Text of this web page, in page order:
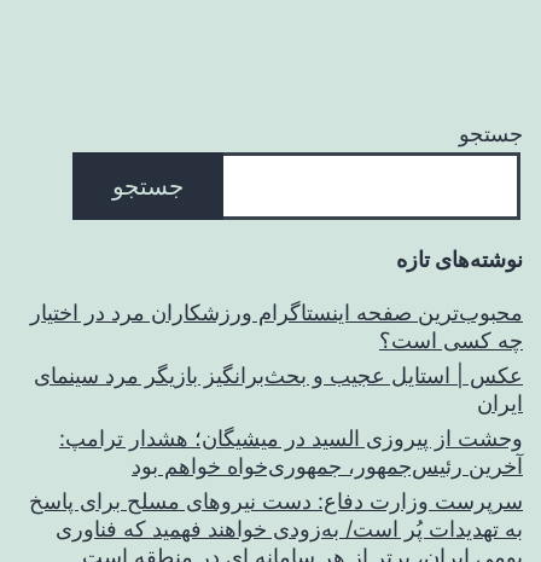
جستجو
جستجو
نوشته‌های تازه
محبوب‌ترین صفحه اینستاگرام ورزشکاران مرد در اختیار
چه کسی است؟
عکس | استایل عجیب و بحث‌برانگیز بازیگر مرد سینمای
ایران
وحشت از پیروزی السید در میشیگان؛ هشدار ترامپ:
آخرین رئیس‌جمهور، جمهوری‌خواه خواهم بود
سرپرست وزارت دفاع: دست نیروهای مسلح برای پاسخ
به تهدیدات پُر است/ به‌زودی خواهند فهمید که فناوری